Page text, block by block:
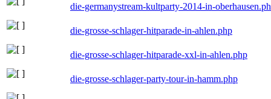
die-germanystream-kultparty-2014-in-
die-grosse-schlager-hitparade-in-ahlen.php
die-grosse-schlager-hitparade-xxl-in-ahlen.php
die-grosse-schlager-party-tour-in-hamm.php